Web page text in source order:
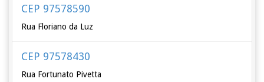
CEP 97578590
Rua Floriano da Luz
CEP 97578430
Rua Fortunato Pivetta